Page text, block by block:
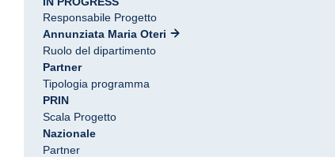
Responsabile Progetto
Annunziata Maria Oteri
Ruolo del dipartimento
Partner
Tipologia programma
PRIN
Scala Progetto
Nazionale
Partner